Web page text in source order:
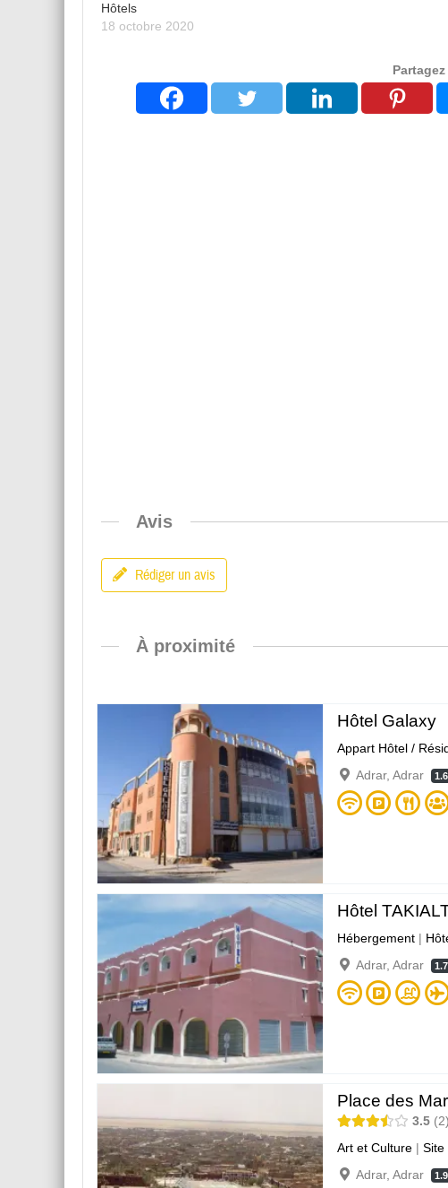
Hôtels
18 octobre 2020
Avis
Rédiger un avis
À proximité
Hôtel Galaxy
Appart Hôtel /
Adrar, Adrar
Hôtel
Hébergement|
Adrar, Adrar
Place des
3.5 2
Art et Culture| Site
Adrar, Adrar